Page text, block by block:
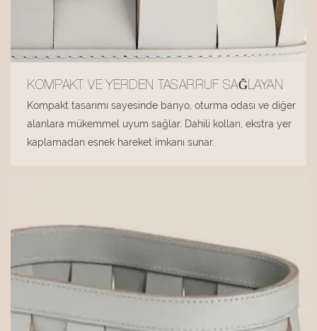
KOMPAKT VE YERDEN TASARRUF SAĞLAYAN
Kompakt tasarımı sayesinde banyo, oturma odası ve diğer
alanlara mükemmel uyum sağlar. Dahili kolları, ekstra yer
kaplamadan esnek hareket imkanı sunar.